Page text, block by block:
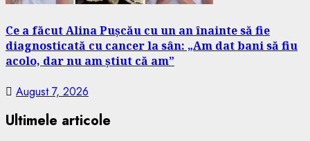
Ce a făcut Alina Pușcău cu un an înainte să fie
diagnosticată cu cancer la sân: „Am dat bani să fiu
acolo, dar nu am știut că am”
August 7, 2026
Ultimele articole